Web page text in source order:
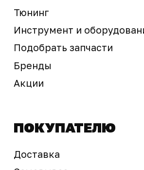
Предложение не является публичной офертой
Окончательная стоимость с учетом бонусов и
скидок, а также наличие товара
подтверждается продавцом перед оплатой
товара.
Политика обработки персональных данных